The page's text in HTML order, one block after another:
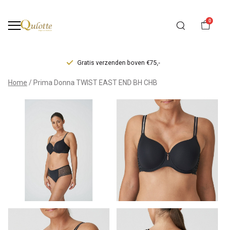
0
Gratis verzenden boven €75,-
Prima
Donna
TWIST
EAST
END
CHB
Home Prima Donna TWIST EAST END BH CHB